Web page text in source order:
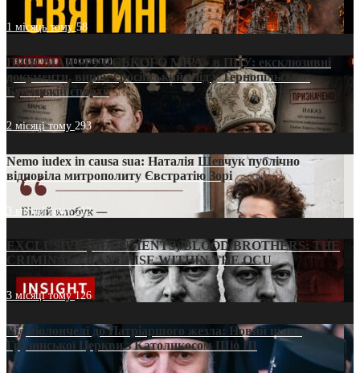
1 місяць тому58
ПРИСМАК «РУССЬКОГО МІРА» в ПЦУ: ексклюзивні
документи, вирок і російський слід у Тернопільсько-
Бучацькій єпархії
2 місяці тому 293
Nemo iudex in causa sua: Наталія Шевчук публічно
відповіла митрополиту Євстратію Зорі
3 місяці тому212
EXCLUSIVE (DOCUMENTS)/BLOOD BROTHERS: THE
CRIMINAL FRANCHISE WITHIN THE OCU
3 місяці тому126
Від віолончелі до Патріаршого жезла: Новий шлях
Грузинської Церкви з Католикосом Шіо III